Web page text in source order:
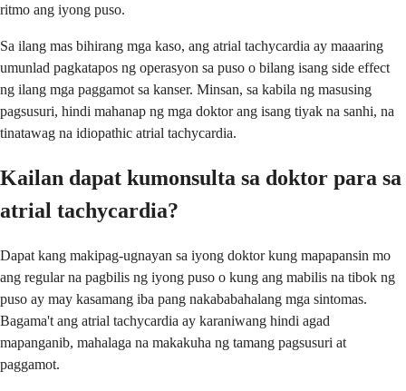
ritmo ang iyong puso.
Sa ilang mas bihirang mga kaso, ang atrial tachycardia ay maaaring
umunlad pagkatapos ng operasyon sa puso o bilang isang side effect
ng ilang mga paggamot sa kanser. Minsan, sa kabila ng masusing
pagsusuri, hindi mahanap ng mga doktor ang isang tiyak na sanhi, na
tinatawag na idiopathic atrial tachycardia.
Kailan dapat kumonsulta sa doktor para sa
atrial tachycardia?
Dapat kang makipag-ugnayan sa iyong doktor kung mapapansin mo
ang regular na pagbilis ng iyong puso o kung ang mabilis na tibok ng
puso ay may kasamang iba pang nakababahalang mga sintomas.
Bagama't ang atrial tachycardia ay karaniwang hindi agad
mapanganib, mahalaga na makakuha ng tamang pagsusuri at
paggamot.